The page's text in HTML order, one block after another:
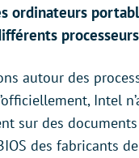
ordinateurs
autour des
Intel
sur des
des fabricants